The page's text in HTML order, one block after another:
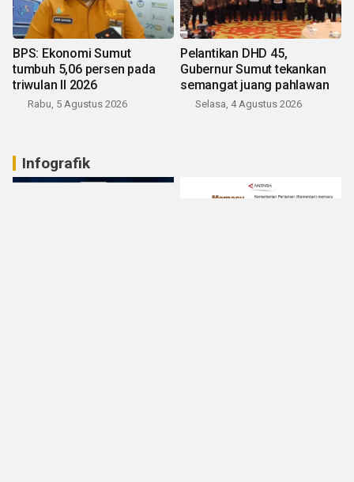
BPS: Ekonomi Sumut
tumbuh 5,06 persen pada
triwulan II 2026
Rabu, 5 Agustus 2026
Pelantikan DHD 45,
Gubernur Sumut tekankan
semangat juang pahlawan
Selasa, 4 Agustus 2026
Infografik